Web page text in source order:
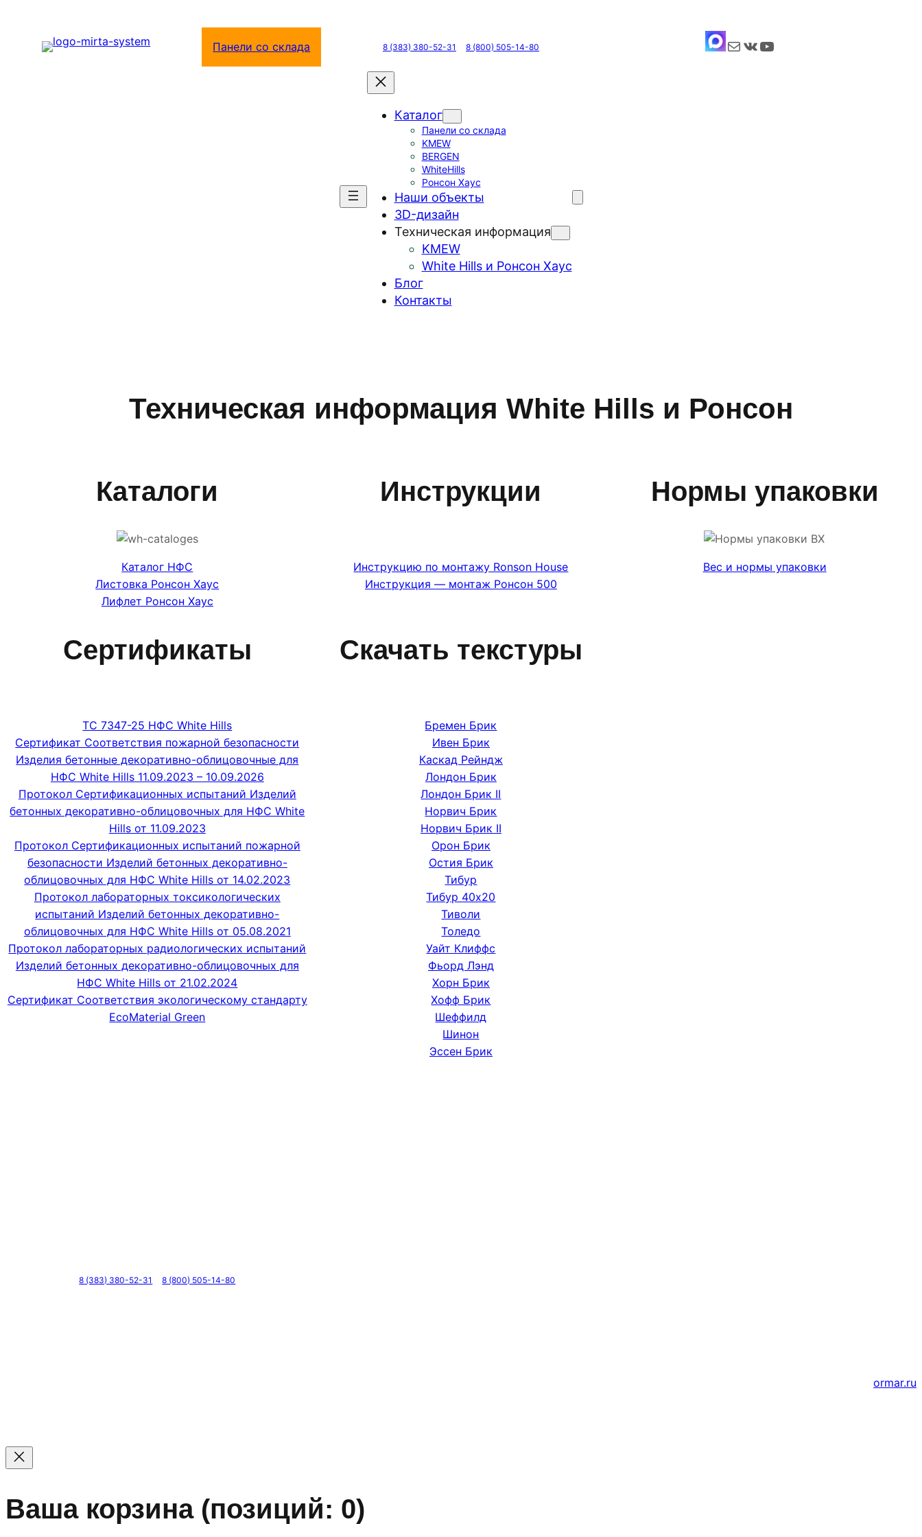
содержимому
Панели со склада 8 (383) 380-52-31 8 (800) 505-14-80 Почта ВКонтакте YouTube
Каталог
Панели со склада
KMEW
BERGEN
WhiteHills
Ронсон Хаус
Наши объекты
3D-дизайн
Техническая информация
KMEW
White Hills и Ронсон Хаус
Блог
Контакты
Техническая информация White Hills и Ронсон
Каталоги
Каталог НФС
Листовка Ронсон Хаус
Лифлет Ронсон Хаус
Инструкции
Инструкцию по монтажу Ronson House
Инструкция — монтаж Ронсон 500
Нормы упаковки
Вес и нормы упаковки
Сертификаты
ТС 7347-25 НФС White Hills
Сертификат Соответствия пожарной безопасности
Изделия бетонные декоративно-облицовочные для
НФС White Hills 11.09.2023 – 10.09.2026
Протокол Сертификационных испытаний Изделий
бетонных декоративно-облицовочных для НФС White
Hills от 11.09.2023
Протокол Сертификационных испытаний пожарной
безопасности Изделий бетонных декоративно-
облицовочных для НФС White Hills от 14.02.2023
Протокол лабораторных токсикологических
испытаний Изделий бетонных декоративно-
облицовочных для НФС White Hills от 05.08.2021
Протокол лабораторных радиологических испытаний
Изделий бетонных декоративно-облицовочных для
НФС White Hills от 21.02.2024
Сертификат Соответствия экологическому стандарту
EcoMaterial Green
Скачать текстуры
Бремен Брик
Ивен Брик
Каскад Рейндж
Лондон Брик
Лондон Брик II
Норвич Брик
Норвич Брик II
Орон Брик
Остия Брик
Тибур
Тибур 40х20
Тиволи
Толедо
Уайт Клиффс
Фьорд Лэнд
Хорн Брик
Хофф Брик
Шеффилд
Шинон
Эссен Брик
8 (383) 380-52-31 8 (800) 505-14-80
ormar.ru
Ваша корзина (позиций: 0)